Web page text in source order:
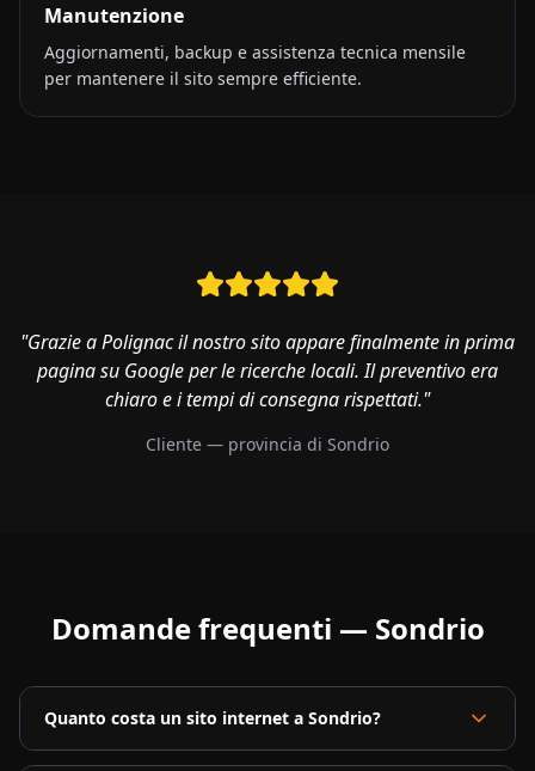
Manutenzione
Aggiornamenti, backup e assistenza tecnica mensile
per mantenere il sito sempre efficiente.
"Grazie a Polignac il nostro sito appare finalmente in prima
pagina su Google per le ricerche locali. Il preventivo era
chiaro e i tempi di consegna rispettati."
Cliente — provincia di Sondrio
Domande frequenti — Sondrio
Quanto costa un sito internet a Sondrio?